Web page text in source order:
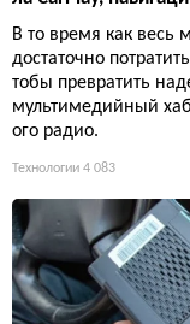
В то время как весь
достаточно
тобы превратить
мультимедийный
ого радио.
Технологии 4 083